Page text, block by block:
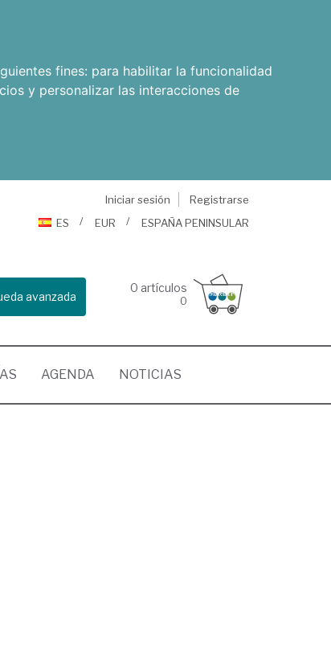
fines: para habilitar la funcionalidad
y personalizar las interacciones de
Iniciar sesión
Registrarse
ES
EUR ESPAÑA PENINSULAR
avanzada
0 artículos
0
AGENDA NOTICIAS